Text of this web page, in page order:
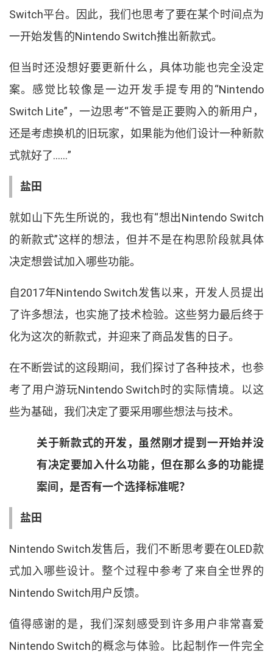
Switch平台。 因此， 我们也思考了要在某个时间点为
一开始发售的Nintendo Switch推出新款式。
但当时还没想好要更新什么 ， 具体功能也完全没定
案。 感觉比较像是一边开发手提专用的“Nintendo
Switch Lite” ， 一边思考“不管是正要购入的新用户 ，
还是考虑换机的旧玩家， 如果能为他们设计一种新款
式就好了……”
盐田
就如山下先生所说的， 我也有“想出Nintendo Switch
的新款式”这样的想法 ， 但并不是在构思阶段就具体
决定想尝试加入哪些功能。
自2017年Nintendo Switch发售以来， 开发人员提出
了许多想法， 也实施了技术检验。 这些努力最后终于
化为这次的新款式， 并迎来了商品发售的日子。
在不断尝试的这段期间 ， 我们探讨了各种技术， 也参
考了用户游玩Nintendo Switch时的实际情境。 以这
些为基础， 我们决定了要采用哪些想法与技术。
关于新款式的开发， 虽然刚才提到一开始并没
有决定要加入什么功能， 但在那么多的功能提
案间 ， 是否有一个选择标准呢？
盐田
Nintendo Switch发售后， 我们不断思考要在OLED款
式加入哪些设计。 整个过程中参考了来自全世界的
Nintendo Switch用户反馈。
值得感谢的是 ， 我们深刻感受到许多用户非常喜爱
Nintendo Switch的概念与体验。 比起制作一件完全